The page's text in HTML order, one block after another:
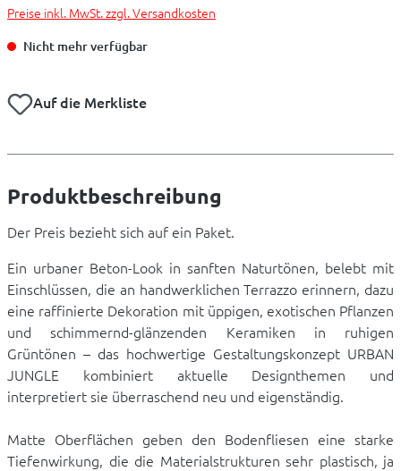
Preise inkl. MwSt. zzgl. Versandkosten
Nicht mehr verfügbar
Auf die Merkliste
Produktbeschreibung
Der Preis bezieht sich auf ein Paket.
Ein urbaner Beton-Look in sanften Naturtönen, belebt mit
Einschlüssen, die an handwerklichen Terrazzo erinnern, dazu
eine raffinierte Dekoration mit üppigen, exotischen Pflanzen
und schimmernd-glänzenden Keramiken in ruhigen
Grüntönen – das hochwertige Gestaltungskonzept URBAN
JUNGLE kombiniert aktuelle Designthemen und
interpretiert sie überraschend neu und eigenständig.
Matte Oberflächen geben den Bodenfliesen eine starke
Tiefenwirkung, die die Materialstrukturen sehr plastisch, ja